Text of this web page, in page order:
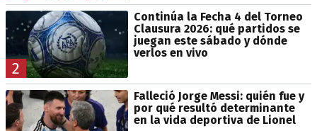
2
Continúa la Fecha 4 del Torneo
Clausura 2026: qué partidos se
juegan este sábado y dónde
verlos en vivo
Falleció Jorge Messi: quién fue y
por qué resultó determinante
en la vida deportiva de Lionel